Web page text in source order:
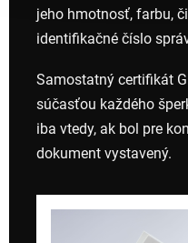
jeho hmotnosť, farbu,
identifikačné číslo
Samostatný certifikát
súčasťou každého
iba vtedy, ak bol pre
dokument vystavený.